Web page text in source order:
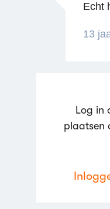
Echt
13
Log in
plaatsen